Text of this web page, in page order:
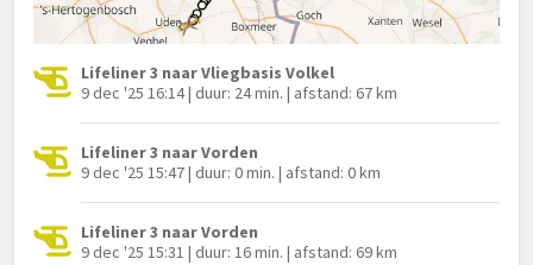
Lifeliner 3 naar Vliegbasis Volkel
9 dec '25 16:14 | duur: 24 min. | afstand: 67 km
Lifeliner 3 naar Vorden
9 dec '25 15:47 | duur: 0 min. | afstand: 0 km
Lifeliner 3 naar Vorden
9 dec '25 15:31 | duur: 16 min. | afstand: 69 km